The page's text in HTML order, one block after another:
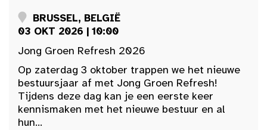
BRUSSEL, BELGIË
03 OKT 2026 | 10:00
Jong Groen Refresh 2026
Op zaterdag 3 oktober trappen we het nieuwe
bestuursjaar af met Jong Groen Refresh!
Tijdens deze dag kan je een eerste keer
kennismaken met het nieuwe bestuur en al
hun...